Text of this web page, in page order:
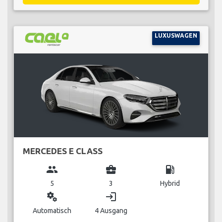
LUXUSWAGEN
MERCEDES E CLASS
group
5
business_center
3
local_gas_station
Hybrid
miscellaneous_services
Automatisch
login
4 Ausgang